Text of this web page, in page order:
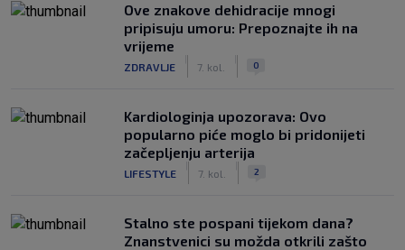
Ove znakove dehidracije mnogi
pripisuju umoru: Prepoznajte ih na
vrijeme
ZDRAVLJE 7. kol. 0
Kardiologinja upozorava: Ovo
popularno piće moglo bi pridonijeti
začepljenju arterija
LIFESTYLE 7. kol. 2
Stalno ste pospani tijekom dana?
Znanstvenici su možda otkrili zašto